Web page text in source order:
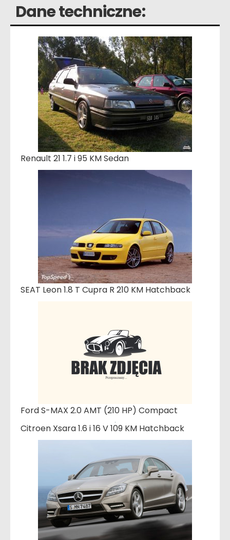
Dane techniczne:
Renault 21 1.7 i 95 KM Sedan
SEAT Leon 1.8 T Cupra R 210 KM Hatchback
Ford S-MAX 2.0 AMT (210 HP) Compact
Citroen Xsara 1.6 i 16 V 109 KM Hatchback